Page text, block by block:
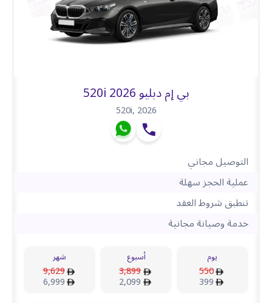
بي إم دبليو 520i 2026
520i,2026
التوصيل مجاني
عملية الحجز سهلة
تنطبق شروط العقد
خدمة وصيانة مجانية
يوم
550
399
أسبوع
3,899
2,099
شهر
9,629
6,999